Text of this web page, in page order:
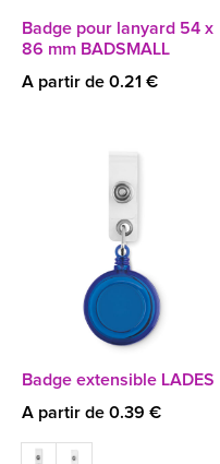
Badge pour lanyard 54 x
86 mm BADSMALL
A partir de 0.21 €
Badge extensible LADES
A partir de 0.39 €